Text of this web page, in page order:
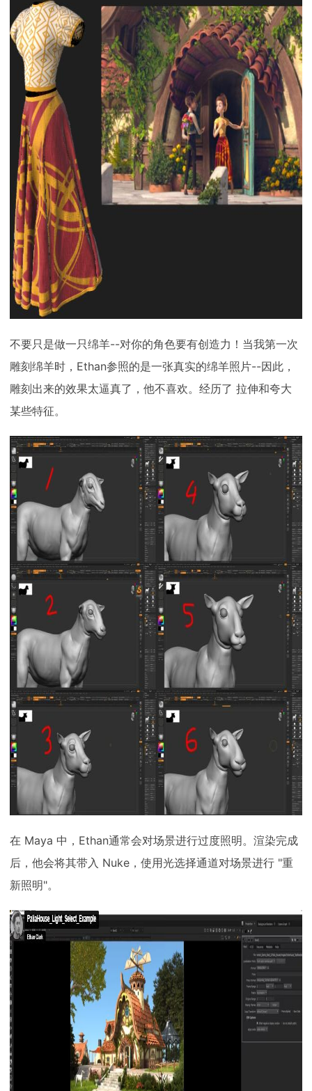
不要只是做一只绵羊--对你的角色要有创造力！当我第一次
雕刻绵羊时，Ethan参照的是一张真实的绵羊照片--因此，
雕刻出来的效果太逼真了，他不喜欢。经历了 拉伸和夸大
某些特征。
在 Maya 中，Ethan通常会对场景进行过度照明。渲染完成
后，他会将其带入 Nuke，使用光选择通道对场景进行 "重
新照明"。